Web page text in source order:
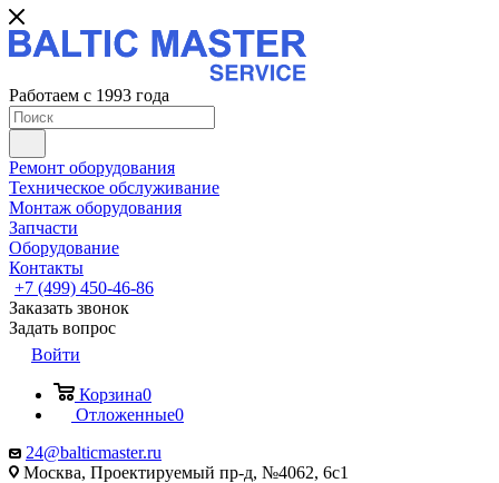
Работаем с 1993 года
Ремонт оборудования
Техническое обслуживание
Монтаж оборудования
Запчасти
Оборудование
Контакты
+7 (499) 450-46-86
Заказать звонок
Задать вопрос
Войти
Корзина0
Отложенные0
24@balticmaster.ru
Москва, Проектируемый пр-д, №4062, 6с1